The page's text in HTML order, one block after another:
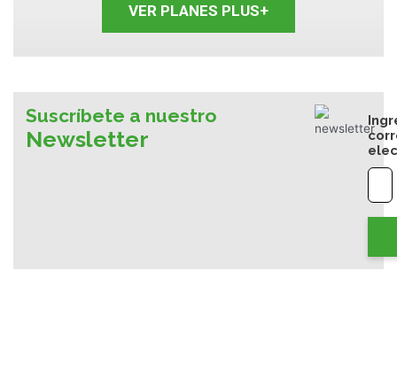
VER PLANES PLUS+
Suscríbete a nuestro
Newsletter